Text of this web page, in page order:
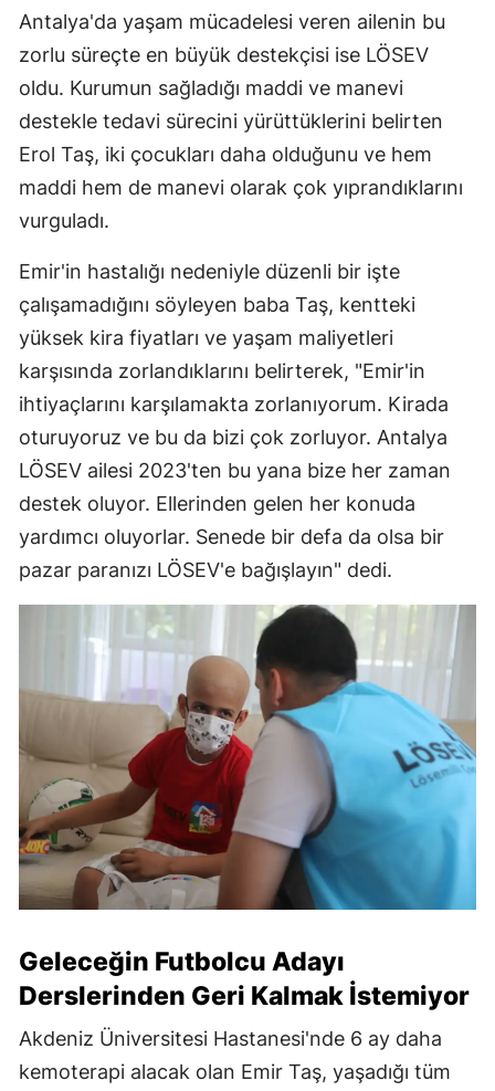
Antalya'da yaşam mücadelesi veren ailenin bu
zorlu süreçte en büyük destekçisi ise LÖSEV
oldu. Kurumun sağladığı maddi ve manevi
destekle tedavi sürecini yürüttüklerini belirten
Erol Taş, iki çocukları daha olduğunu ve hem
maddi hem de manevi olarak çok yıprandıklarını
vurguladı.
Emir'in hastalığı nedeniyle düzenli bir işte
çalışamadığını söyleyen baba Taş, kentteki
yüksek kira fiyatları ve yaşam maliyetleri
karşısında zorlandıklarını belirterek, "Emir'in
ihtiyaçlarını karşılamakta zorlanıyorum. Kirada
oturuyoruz ve bu da bizi çok zorluyor. Antalya
LÖSEV ailesi 2023'ten bu yana bize her zaman
destek oluyor. Ellerinden gelen her konuda
yardımcı oluyorlar. Senede bir defa da olsa bir
pazar paranızı LÖSEV'e bağışlayın" dedi.
Geleceğin Futbolcu Adayı
Derslerinden Geri Kalmak İstemiyor
Akdeniz Üniversitesi Hastanesi'nde 6 ay daha
kemoterapi alacak olan Emir Taş, yaşadığı tüm